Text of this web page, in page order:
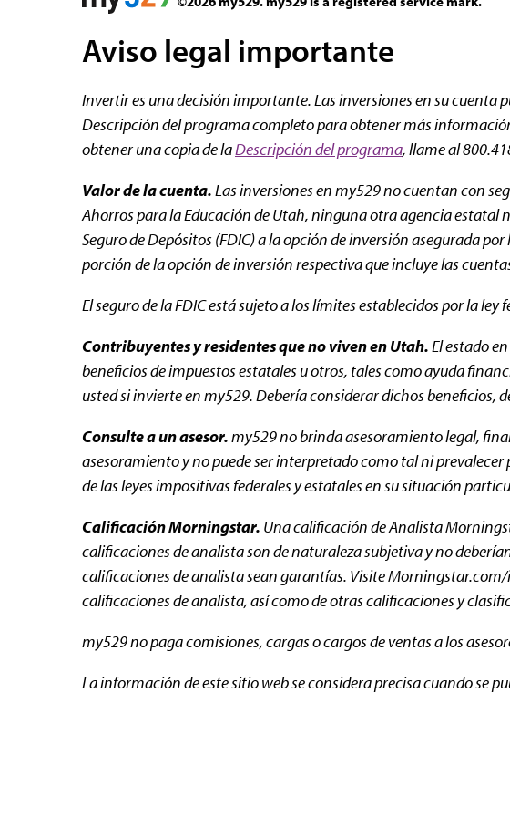
Aviso legal importante
Invertir es una decisión importante. Las inversiones en su cuenta
Descripción del programa completo para obtener más
obtener una copia de laDescripción del programa, llame al
Valor de la cuenta.Las inversiones en my529 no cuentan con
Ahorros para la Educación de Utah, ninguna otra agencia estatal
Seguro de Depósitos (FDIC) a la opción de inversión asegurada
porción de la opción de inversión respectiva que incluye las
El seguro de la FDIC está sujeto a los límites establecidos por la ley
Contribuyentes y residentes que no viven en Utah.El estado
beneficios de impuestos estatales u otros, tales como ayuda
usted si invierte en my529. Debería considerar dichos beneficios,
Consulte a un asesor.my529 no brinda asesoramiento legal,
asesoramiento y no puede ser interpretado como tal ni
de las leyes impositivas federales y estatales en su situación
Calificación Morningstar. Una calificación de Analista
calificaciones de analista son de naturaleza subjetiva y no
calificaciones de analista sean garantías. Visite
calificaciones de analista, así como de otras calificaciones y
my529 no paga comisiones, cargas o cargos de ventas a los
La información de este sitio web se considera precisa cuando se